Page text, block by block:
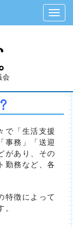
会
で「生活支援
事務」「送迎
があり、その
勤務など、各
特徴によって